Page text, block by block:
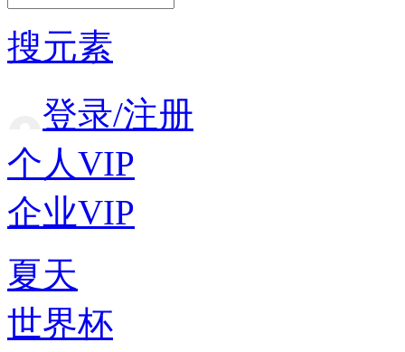
搜元素
登录/注册
个人VIP
企业VIP
夏天
世界杯